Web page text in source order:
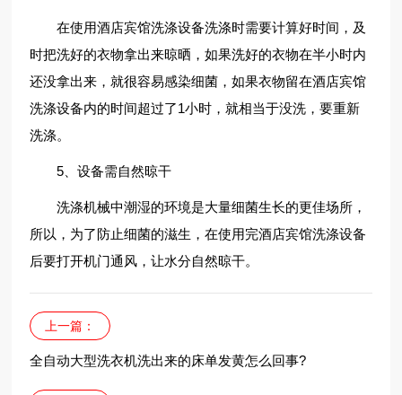
在使用酒店宾馆洗涤设备洗涤时需要计算好时间，及
时把洗好的衣物拿出来晾晒，如果洗好的衣物在半小时内
还没拿出来，就很容易感染细菌，如果衣物留在酒店宾馆
洗涤设备内的时间超过了1小时，就相当于没洗，要重新
洗涤。
5、设备需自然晾干
洗涤机械中潮湿的环境是大量细菌生长的更佳场所，
所以，为了防止细菌的滋生，在使用完酒店宾馆洗涤设备
后要打开机门通风，让水分自然晾干。
上一篇：
全自动大型洗衣机洗出来的床单发黄怎么回事?